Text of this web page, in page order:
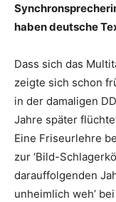
haben deutsche
Dass sich das
zeigte sich schon
in der damaligen
Jahre später
Eine Friseurlehre
zur ‘Bild-
darauffolgenden
unheimlich weh’